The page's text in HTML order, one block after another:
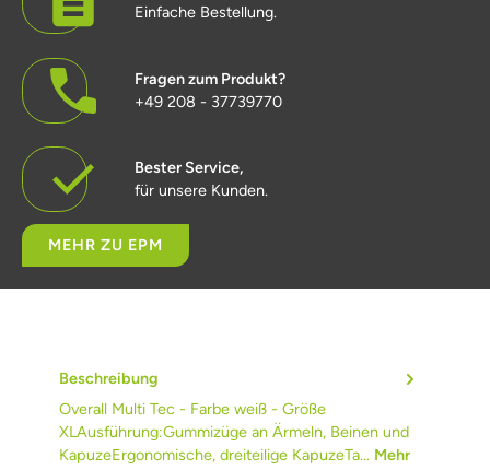
Einfache Bestellung.
Fragen zum Produkt?
+49 208 - 37739770
Bester Service,
für unsere Kunden.
MEHR ZU EPM
Beschreibung
Overall Multi Tec - Farbe weiß - Größe
XLAusführung:Gummizüge an Ärmeln, Beinen und
KapuzeErgonomische, dreiteilige KapuzeTa… Mehr